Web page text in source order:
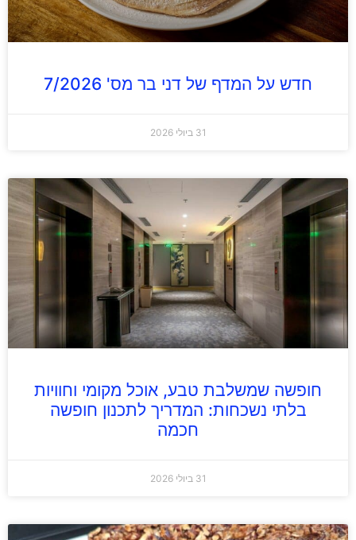
חדש על המדף של דני בר מס' 7/2026
31 ביולי 2026
חופשה שמשלבת טבע, אוכל מקומי וחוויות
בלתי נשכחות: המדריך לתכנון חופשה
חכמה
31 ביולי 2026